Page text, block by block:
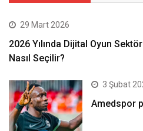
29 Mart 2026
2026 Yılında Dijital Oyun
Nasıl Seçilir?
3 Şubat
Amedspor